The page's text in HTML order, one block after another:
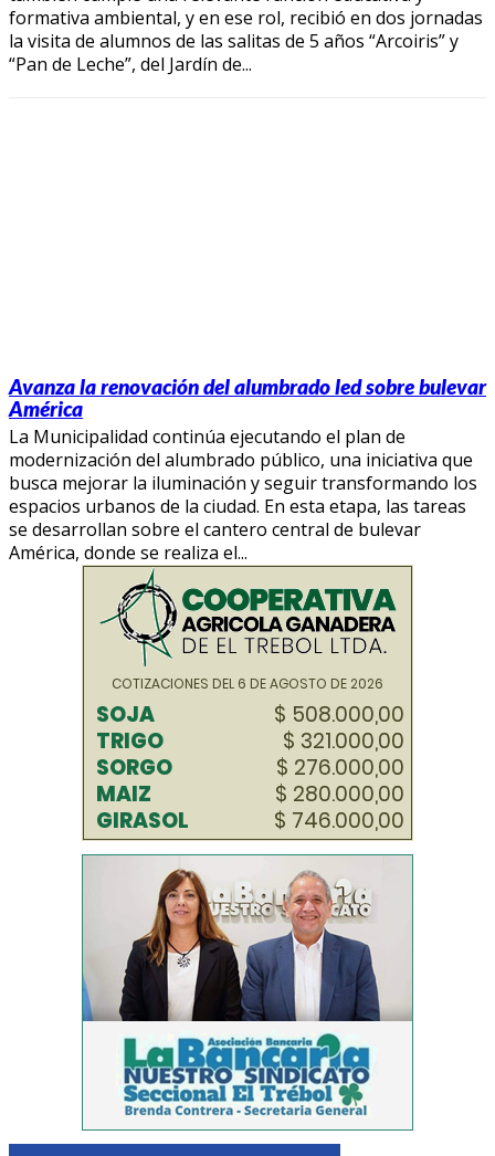
formativa ambiental, y en ese rol, recibió en dos jornadas
la visita de alumnos de las salitas de 5 años “Arcoiris” y
“Pan de Leche”, del Jardín de...
Avanza la renovación del alumbrado led sobre bulevar
América
La Municipalidad continúa ejecutando el plan de
modernización del alumbrado público, una iniciativa que
busca mejorar la iluminación y seguir transformando los
espacios urbanos de la ciudad. En esta etapa, las tareas
se desarrollan sobre el cantero central de bulevar
América, donde se realiza el...